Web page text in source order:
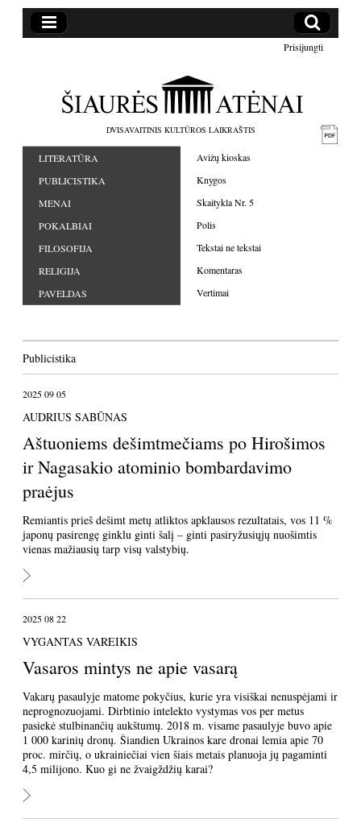
Prisijungti
DVISAVAITINIS KULTŪROS LAIKRAŠTIS
LITERATŪRA
PUBLICISTIKA
MENAI
POKALBIAI
FILOSOFIJA
RELIGIJA
PAVELDAS
Avižų kioskas
Knygos
Skaitykla Nr. 5
Polis
Tekstai ne tekstai
Komentaras
Vertimai
Publicistika
2025 09 05
AUDRIUS SABŪNAS
Aštuoniems dešimtmečiams po Hirošimos
ir Nagasakio atominio bombardavimo
praėjus
Remiantis prieš dešimt metų atliktos apklausos rezultatais, vos 11 %
japonų pasirengę ginklu ginti šalį – ginti pasiryžusiųjų nuošimtis
vienas mažiausių tarp visų valstybių.
2025 08 22
VYGANTAS VAREIKIS
Vasaros mintys ne apie vasarą
Vakarų pasaulyje matome pokyčius, kurie yra visiškai nenuspėjami ir
neprognozuojami. Dirbtinio intelekto vystymas vos per metus
pasiekė stulbinančių aukštumų. 2018 m. visame pasaulyje buvo apie
1 000 karinių dronų. Šiandien Ukrainos kare dronai lemia apie 70
proc. mirčių, o ukrainiečiai vien šiais metais planuoja jų pagaminti
4,5 milijono. Kuo gi ne žvaigždžių karai?